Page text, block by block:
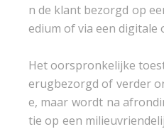
n de klant bezorgd op
edium of via een digitale
Het oorspronkelijke
erugbezorgd of verder
e, maar wordt na
tie op een